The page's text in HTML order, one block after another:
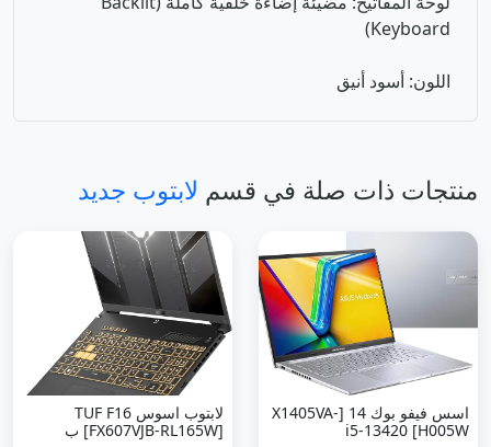
Keyboard)
اللون: أسود أنيق
منتجات ذات صلة في قسم لابتوب جديد
اسس فيفو بوك 14 [X1405VA-
H005W] i5-13420
لابتوب اسوس TUF F16
‏[FX607VJB-RL165W] ب